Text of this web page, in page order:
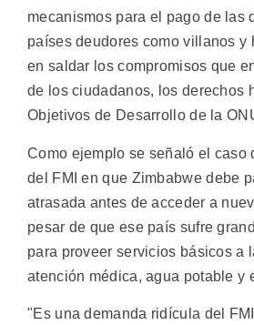
mecanismos para el pago de las
países deudores como villanos y
en saldar los compromisos que
de los ciudadanos, los derechos
Objetivos de Desarrollo de la
Como ejemplo se señaló el caso
del FMI en que Zimbabwe debe
atrasada antes de acceder a
pesar de que ese país sufre
para proveer servicios básicos a
atención médica, agua potable y
"Es una demanda ridícula del